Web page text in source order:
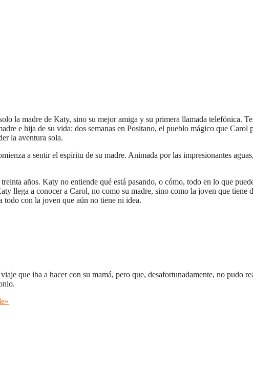
la madre de Katy, sino su mejor amiga y su primera llamada telefónica.
e hija de su vida: dos semanas en Positano, el pueblo mágico que
la aventura sola.
a sentir el espíritu de su madre. Animada por las impresionantes
años. Katy no entiende qué está pasando, o cómo, todo en lo que
llega a conocer a Carol, no como su madre, sino como la joven que
con la joven que aún no tiene ni idea.
que iba a hacer con su mamá, pero que, desafortunadamente, no pudo